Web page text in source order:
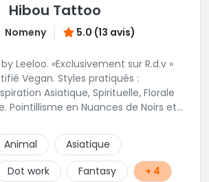
Hibou Tattoo
Nomeny 5.0 (13 avis)
sur R.d.v »
Styles pratiqués :
Asiatique, Spirituelle, Florale
Pointillisme en Nuances de Noirs et
HibouTattoos
Animal
Asiatique
Dot work Fantasy + 4